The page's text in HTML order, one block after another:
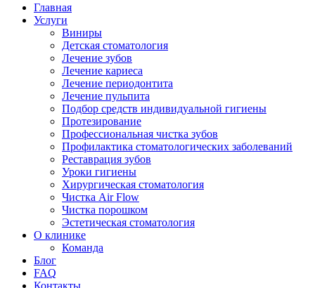
Главная
Услуги
Виниры
Детская стоматология
Лечение зубов
Лечение кариеса
Лечение периодонтита
Лечение пульпита
Подбор средств индивидуальной гигиены
Протезирование
Профессиональная чистка зубов
Профилактика стоматологических заболеваний
Реставрация зубов
Уроки гигиены
Хирургическая стоматология
Чистка Air Flow
Чистка порошком
Эстетическая стоматология
О клинике
Команда
Блог
FAQ
Контакты